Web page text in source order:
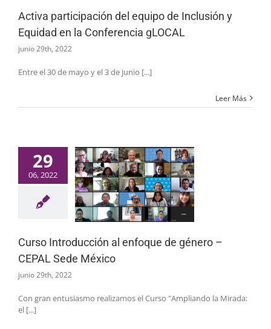
Activa participación del equipo de Inclusión y
Equidad en la Conferencia gLOCAL
junio 29th, 2022
Entre el 30 de mayo y el 3 de junio [...]
Leer Más
29
06, 2022
Curso Introducción al enfoque de género –
CEPAL Sede México
junio 29th, 2022
Con gran entusiasmo realizamos el Curso "Ampliando la Mirada:
el [...]